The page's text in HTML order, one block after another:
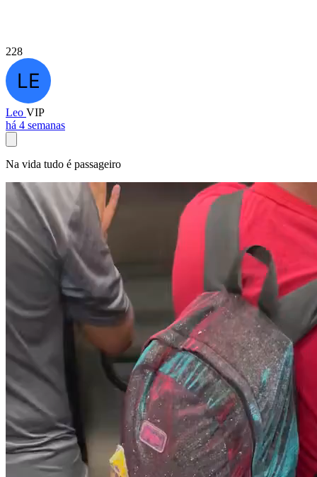
228
Leo VIP
há 4 semanas
Na vida tudo é passageiro